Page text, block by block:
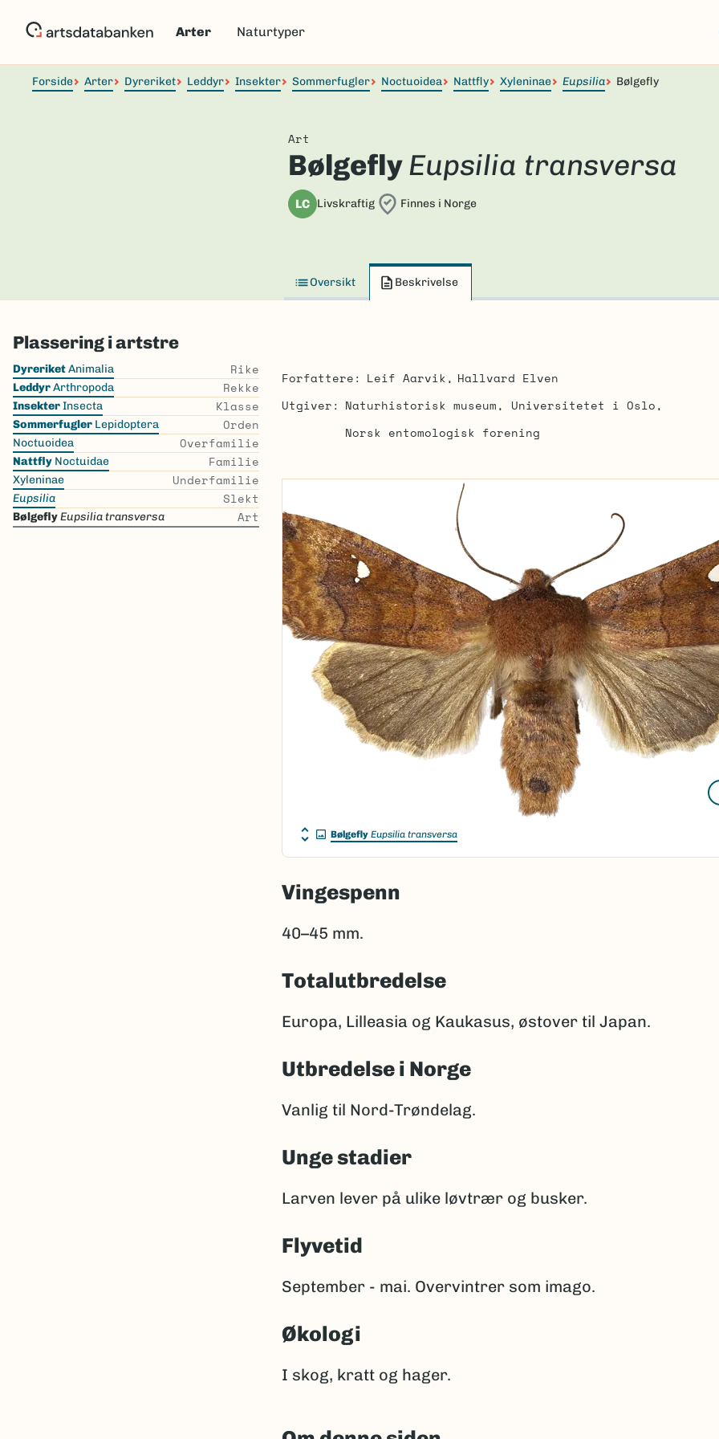
Arter Naturtyper
Forside Arter Dyreriket Leddyr Insekter Sommerfugler Noctuoidea Nattfly Xyleninae Eupsilia Bølgefly
Art
BølgeflyEupsilia transversa
LC Livskraftig Finnes i Norge
Oversikt Beskrivelse
Plassering i artstre
Skip
the
list
DyreriketAnimalia Rike
LeddyrArthropoda Rekke
InsekterInsecta Klasse
Sommerfugler Lepidoptera Orden
Noctuoidea Overfamilie
Nattfly Noctuidae Familie
Xyleninae Underfamilie
Eupsilia Slekt
BølgeflyEupsilia transversa Art
Forfattere Leif Aarvik
Hallvard Elven
Utgiver
Naturhistorisk museum, Universitetet i Oslo
Norsk entomologisk forening
Bølgefly Eupsilia transversa
Vingespenn
40–45 mm.
Totalutbredelse
Europa, Lilleasia og Kaukasus, østover til Japan.
Utbredelse i Norge
Vanlig til Nord-Trøndelag.
Unge stadier
Larven lever på ulike løvtrær og busker.
Flyvetid
September - mai. Overvintrer som imago.
Økologi
I skog, kratt og hager.